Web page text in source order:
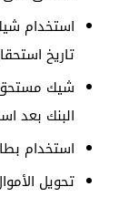
استخدام
تاريخ
شيك
البنك بعد
استخدام
تحويل